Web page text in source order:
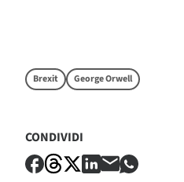
Brexit George Orwell
CONDIVIDI